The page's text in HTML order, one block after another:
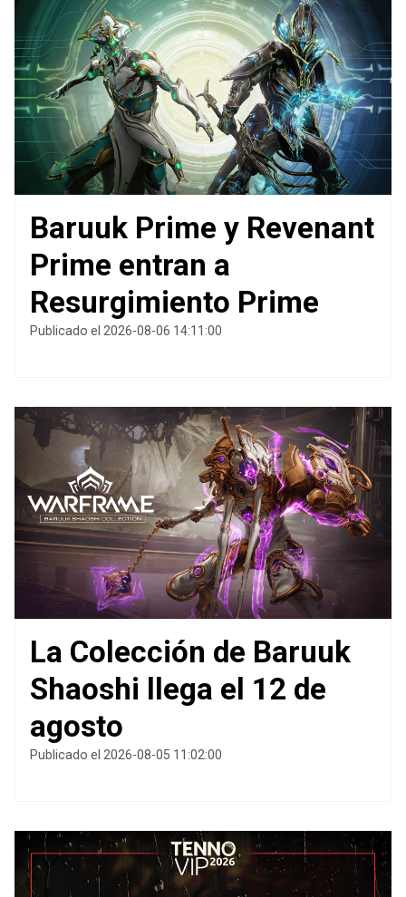
Baruuk Prime y Revenant
Prime entran a
Resurgimiento Prime
Publicado el 2026-08-06 14:11:00
La Colección de Baruuk
Shaoshi llega el 12 de
agosto
Publicado el 2026-08-05 11:02:00